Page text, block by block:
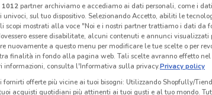
Esselunga
1012partner archiviamo e accediamo ai dati personali, come i
sul tuo dispositivo. Selezionando Accetto, abiliti le
scopi mostrati alla voce "Noi e i nostri partner trattiamo i dati da
essere disabilitate, alcuni contenuti e annunci visualizzati
nuovamente a questo menu per modificare le tue scelte o per
finalità in fondo alla pagina web. Tali scelte avranno effetto nel
informazioni, consulta l'Informativa sulla privacy.Privacy policy
fornirti offerte più vicine ai tuoi bisogni: Utilizzando Shopfully/
acquisti quotidiani più attinenti ai tuoi gusti e al tuo mondo.